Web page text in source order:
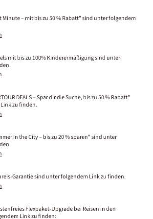
Minute – mit bis zu 50 % Rabatt" sind unter folgendem
mit bis zu 100% Kinderermäßigung sind unter
DEALS – Spar dir die Suche, bis zu 50 % Rabatt"
zu finden.
in the City – bis zu 20 % sparen" sind unter
Garantie sind unter folgendem Link zu finden.
Flexpaket-Upgrade bei Reisen in den
Link zu finden: